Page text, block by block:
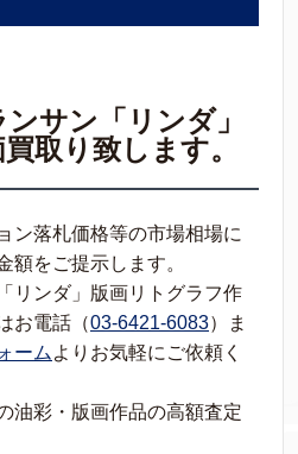
サン「リンダ」
取り致します。
ン落札価格等の市場相場に
額をご提示します。
リンダ」版画リトグラフ作
お電話（03-6421-6083）ま
ーム よりお気軽にご依頼く
油彩・版画作品の高額査定